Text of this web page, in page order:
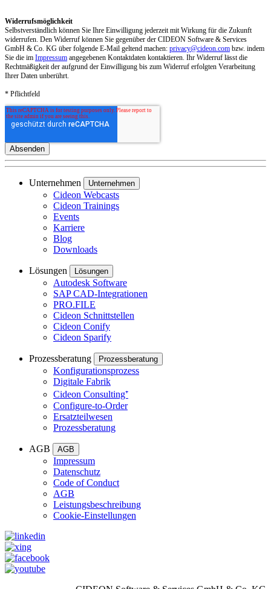
Widerrufsmöglichkeit
Selbstverständlich können Sie Ihre Einwilligung jederzeit mit Wirkung für die Zukunft
widerrufen. Den Widerruf können Sie gegenüber der CIDEON Software & Services
GmbH & Co. KG über folgende E-Mail geltend machen: privacy@cideon.com bzw. indem
Sie die im Impressum angegebenen Kontaktdaten kontaktieren. Ihr Widerruf lässt die
Rechtmäßigkeit der aufgrund der Einwilligung bis zum Widerruf erfolgten Verarbeitung
Ihrer Daten unberührt.
* Pflichtfeld
Unternehmen Unternehmen
Cideon Webcasts
Cideon Trainings
Events
Karriere
Blog
Downloads
Lösungen Lösungen
Autodesk Software
SAP CAD-Integrationen
PRO.FILE
Cideon Schnittstellen
Cideon Conify
Cideon Sparify
Prozessberatung Prozessberatung
Konfigurationsprozess
Digitale Fabrik
Cideon Consulting⁺
Configure-to-Order
Ersatzteilwesen
Prozessberatung
AGB AGB
Impressum
Datenschutz
Code of Conduct
AGB
Leistungsbeschreibung
Cookie-Einstellungen